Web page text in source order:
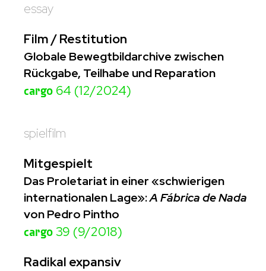
essay
Film / Restitution
Globale Bewegtbildarchive zwischen
Rückgabe, Teilhabe und Reparation
cargo 64 (12/2024)
spielfilm
Mitgespielt
Das Proletariat in einer «schwierigen
internationalen Lage»:A Fábrica de Nada
von Pedro Pintho
cargo 39 (9/2018)
Radikal expansiv